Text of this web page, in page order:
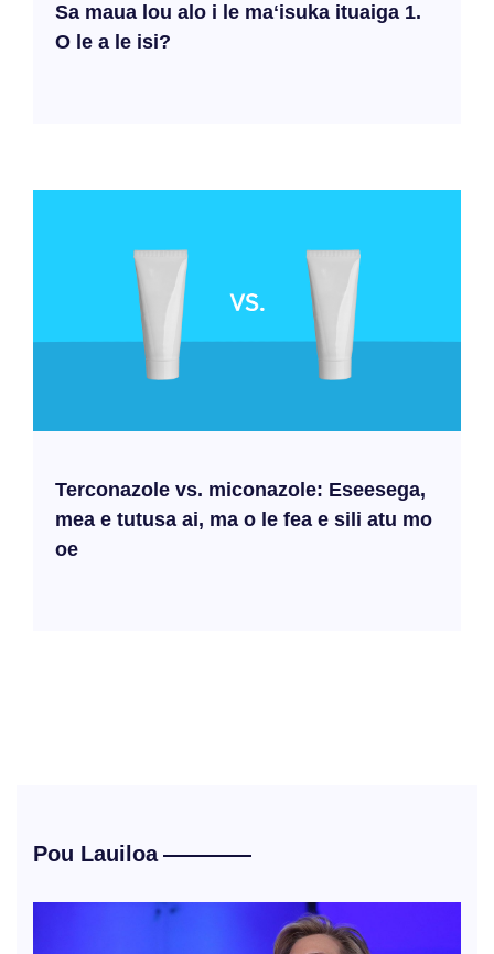
Sa maua lou alo i le maʻisuka ituaiga 1.
O le a le isi?
Terconazole vs. miconazole: Eseesega,
mea e tutusa ai, ma o le fea e sili atu mo
oe
Pou Lauiloa